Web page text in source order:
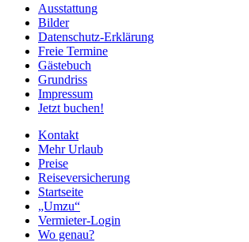
Ausstattung
Bilder
Datenschutz-Erklärung
Freie Termine
Gästebuch
Grundriss
Impressum
Jetzt buchen!
Kontakt
Mehr Urlaub
Preise
Reiseversicherung
Startseite
„Umzu“
Vermieter-Login
Wo genau?